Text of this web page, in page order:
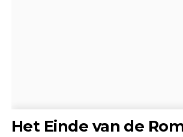
Het Einde van de